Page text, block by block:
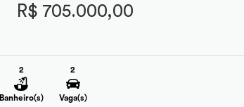
R$ 705.000,00
2
Banheiro(s)
2
Vaga(s)